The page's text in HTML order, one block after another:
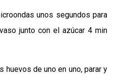
unos segundos para
junto con el azúcar 4 min
huevos de uno en uno, parar y